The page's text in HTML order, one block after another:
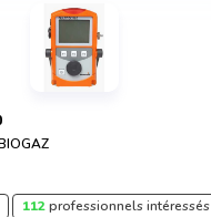
112professionnels intéressés